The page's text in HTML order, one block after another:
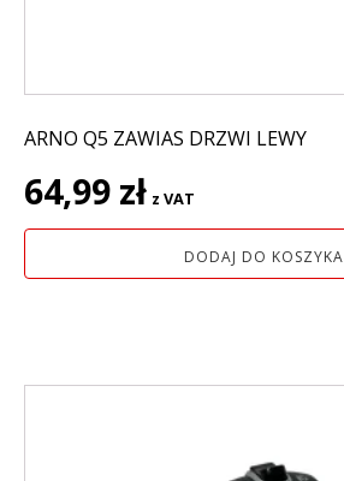
ARNO Q5 ZAWIAS DRZWI LEWY
64,99 zł z VAT
DODAJ DO KOSZYKA